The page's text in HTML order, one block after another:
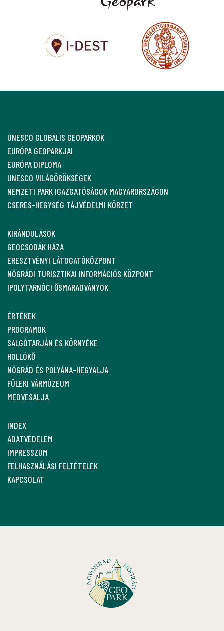
UNESCO GLOBÁLIS GEOPARKOK
EURÓPA GEOPARKJAI
EURÓPA DIPLOMA
UNESCO VILÁGÖRÖKSÉGEK
NEMZETI PARK IGAZGATÓSÁGOK MAGYARORSZÁGON
CSERES-HEGYSÉG TÁJVÉDELMI KÖRZET
KIRÁNDULÁSOK
GEOCSODÁK HÁZA
ERESZTVÉNYI LÁTOGATÓKÖZPONT
NÓGRÁDI TURISZTIKAI INFORMÁCIÓS KÖZPONT
IPOLYTARNÓCI ŐSMARADVÁNYOK
ÉRTÉKEK
PROGRAMOK
SALGÓTARJÁN ÉS KÖRNYÉKE
HOLLÓKŐ
NÓGRÁD ÉS POLYÁNA-HEGYALJA
FÜLEKI VÁRMÚZEUM
MEDVESALJA
INDEX
ADATVÉDELEM
IMPRESSZUM
FELHASZNÁLÁSI FELTÉTELEK
KAPCSOLAT